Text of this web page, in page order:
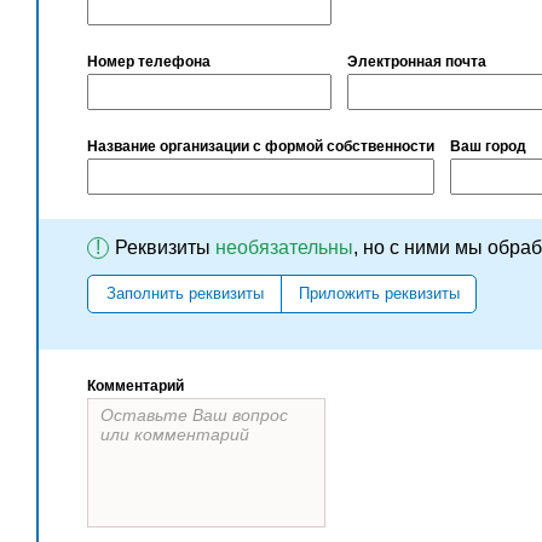
Номер телефона Электронная почта
Название организации с формой собственности Ваш город
! Реквизиты необязательны, но с ними мы
Заполнить реквизиты Приложить реквизиты
Комментарий